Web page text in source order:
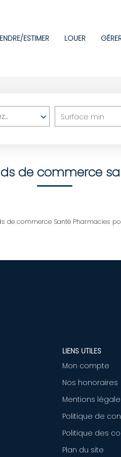
ESTIMER LOUER
Surface min
de commerce
commerce Santé Pharmacies
LIENS UTILES
Mon compte
Nos honoraires
Mentions
Politique de
Politique des
Plan du site